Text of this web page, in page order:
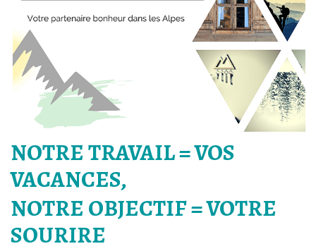
NOTRE TRAVAIL = VOS
VACANCES,
NOTRE OBJECTIF = VOTRE
SOURIRE